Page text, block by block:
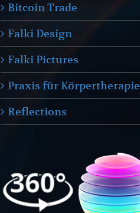
Bitcoin Trade
Falki Design
Falki Pictures
Praxis für Körpertherapie
Reflections